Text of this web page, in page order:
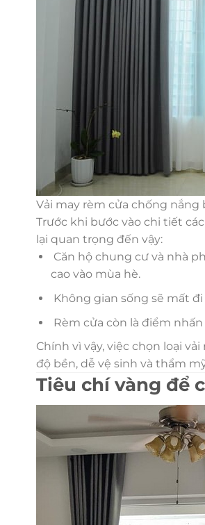
Vải may rèm cửa chống
Trước khi bước vào chi tiết
lại quan trọng đến vậy:
Căn hộ chung cư và nhà
cao vào mùa hè.
Không gian sống sẽ mất
Rèm cửa còn là điểm
Chính vì vậy, việc chọn loại
độ bền, dễ vệ sinh và thẩm
Tiêu chí vàng để